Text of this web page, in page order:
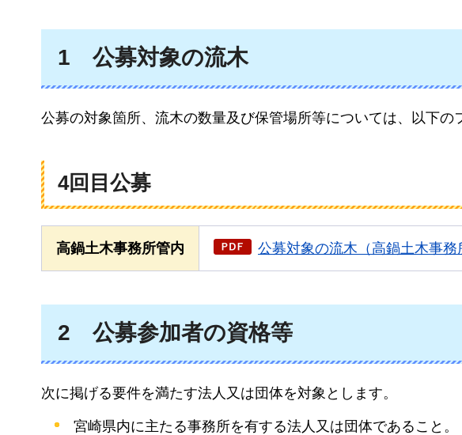
1 公募対象の流木
公募の対象箇所、流木の数量及び保管場所等については、以下の
4回目公募
高鍋土木事務所管内 公募対象の流木（高鍋土木事務
2 公募参加者の資格等
次に掲げる要件を満たす法人又は団体を対象とします。
宮崎県内に主たる事務所を有する法人又は団体であること。